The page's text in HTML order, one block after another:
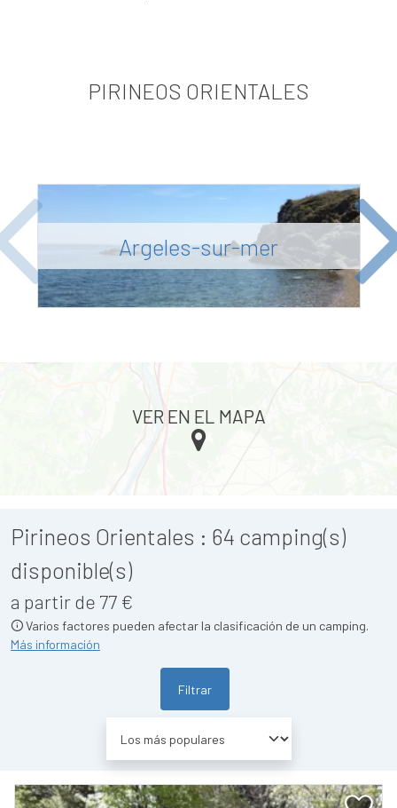
PIRINEOS ORIENTALES
Argeles-sur-mer
Pirineos Orientales : 64 camping(s)
disponible(s)
a partir de 77 €
Varios factores pueden afectar la clasificación de un camping.
Más información
Filtrar
VER EN EL MAPA